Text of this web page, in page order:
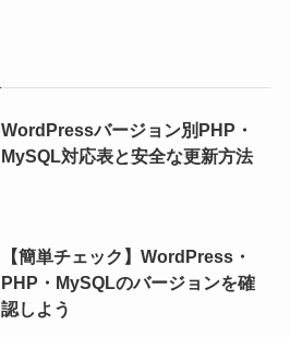
WordPressバージョン別PHP・
MySQL対応表と安全な更新方法
【簡単チェック】WordPress・
PHP・MySQLのバージョンを確
認しよう